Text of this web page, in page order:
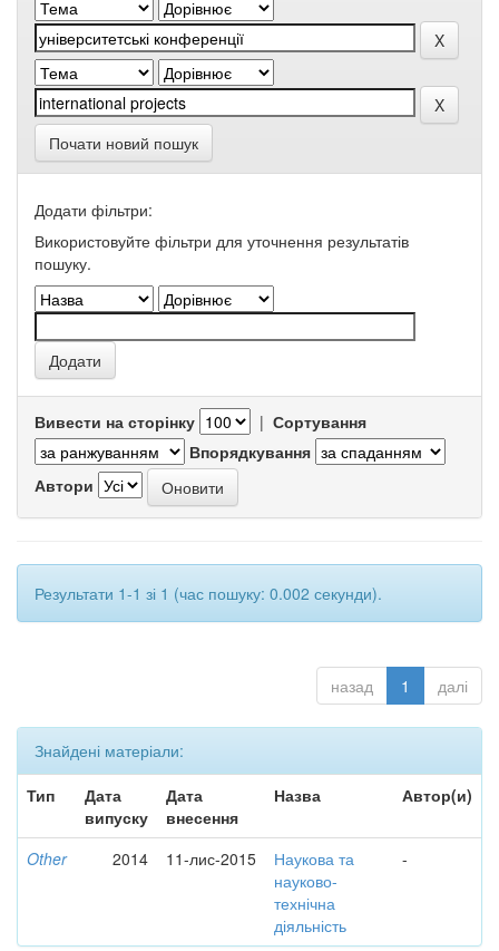
Почати новий пошук
Додати фільтри:
Використовуйте фільтри для уточнення результатів
пошуку.
Вивести на сторінку | Сортування
Впорядкування
Автори
Результати 1-1 зі 1 (час пошуку: 0.002 секунди).
назад 1 далі
Знайдені матеріали:
Тип
Дата
випуску
Дата
внесення
Назва Автор(и)
Other 2014 11-лис-2015
Наукова та
науково-
технічна
діяльність
-